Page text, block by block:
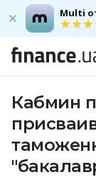
Multi
Кабмин